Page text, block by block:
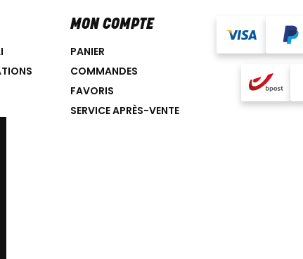
MON COMPTE
PANIER
COMMANDES
FAVORIS
SERVICE APRÈS-VENTE